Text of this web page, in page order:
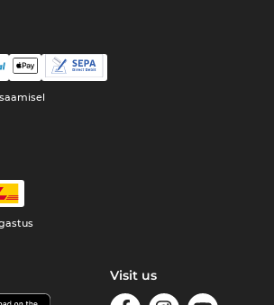
Visit us